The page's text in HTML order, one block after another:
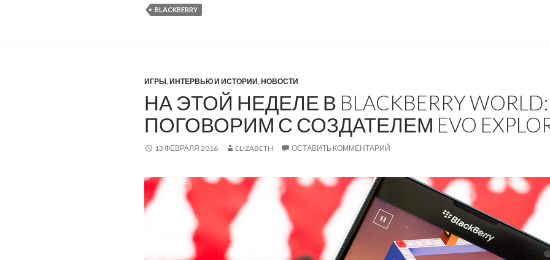
BLACKBERRY
ИГРЫ, ИНТЕРВЬЮ И ИСТОРИИ, НОВОСТИ
НА ЭТОЙ НЕДЕЛЕ В BLACKBERRY WORLD:
ПОГОВОРИМ С СОЗДАТЕЛЕМ EVO
13 ФЕВРАЛЯ 2016 ELIZABETH ОСТАВИТЬ КОММЕНТАРИЙ